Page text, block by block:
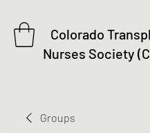
Colorado
Nurses Society
Groups